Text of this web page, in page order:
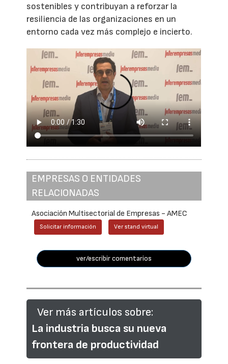
sostenibles y contribuyan a reforzar la
resiliencia de las organizaciones en un
entorno cada vez más complejo e incierto.
EMPRESAS O ENTIDADES
RELACIONADAS
Asociación Multisectorial de Empresas - AMEC
Solicitar información Ver stand virtual
ver/escribir comentarios
Ver más artículos sobre:
La industria busca su nueva
frontera de productividad